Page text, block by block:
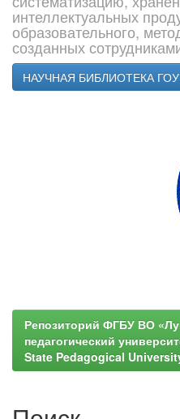
интеллектуальных
образовательного,
созданных
НАУЧНАЯ БИБЛИОТЕКА
Репозиторий ФГБУ ВО
педагогический
State Pedagogical